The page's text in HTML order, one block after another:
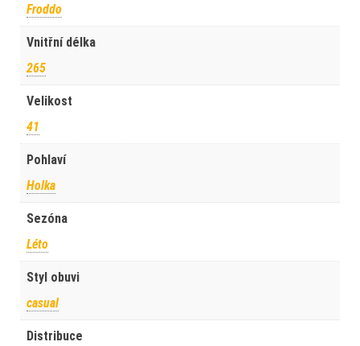
Froddo
Vnitřní délka
265
Velikost
41
Pohlaví
Holka
Sezóna
Léto
Styl obuvi
casual
Distribuce